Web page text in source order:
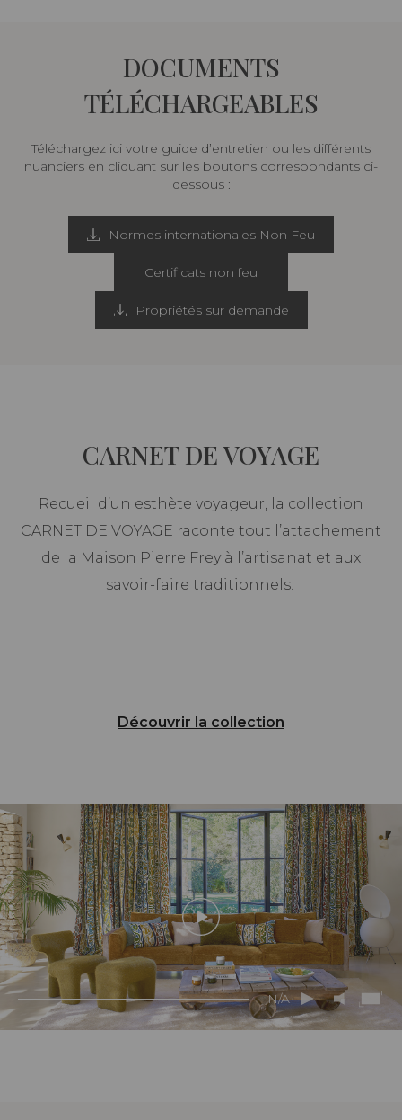
DOCUMENTS
TÉLÉCHARGEABLES
Téléchargez ici votre guide d’entretien ou les différents
nuanciers en cliquant sur les boutons correspondants ci-
dessous :
Normes internationales Non Feu
Certificats non feu
Propriétés sur demande
CARNET DE VOYAGE
Recueil d’un esthète voyageur, la collection
CARNET DE VOYAGE raconte tout l’attachement
de la Maison Pierre Frey à l’artisanat et aux
savoir-faire traditionnels.
Découvrir la collection
N/A